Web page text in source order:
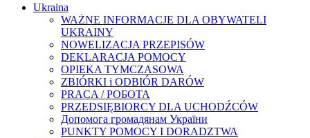
Ukraina
WAŻNE INFORMACJE DLA OBYWATELI
UKRAINY
NOWELIZACJA PRZEPISÓW
DEKLARACJA POMOCY
OPIEKA TYMCZASOWA
ZBIÓRKI i ODBIÓR DARÓW
PRACA / РОБОТА
PRZEDSIĘBIORCY DLA UCHODŹCÓW
Допомога громадянам України
PUNKTY POMOCY I DORADZTWA